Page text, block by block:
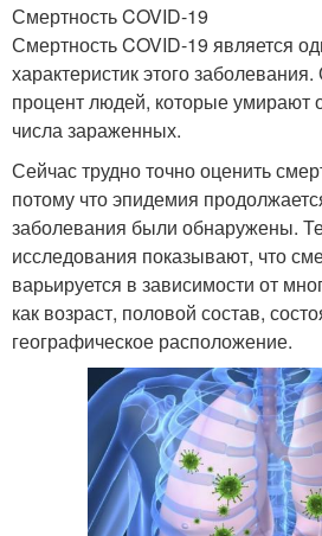
Смертность COVID-19
Смертность COVID-19 является
характеристик этого
процент людей, которые умирают
числа зараженных.
Сейчас трудно точно оценить
потому что эпидемия
заболевания были обнаружены.
исследования показывают, что
варьируется в зависимости от
как возраст, половой состав,
географическое расположение.